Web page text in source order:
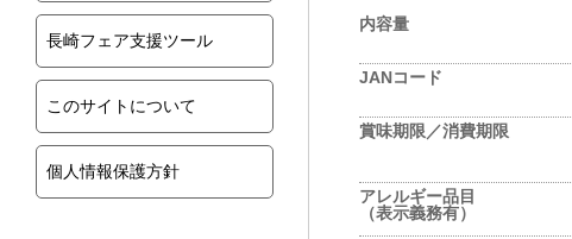
長崎フェア支援ツール
このサイトについて
個人情報保護方針
内容量
JANコード
賞味期限／消費期限
アレルギー品目
（表示義務有）